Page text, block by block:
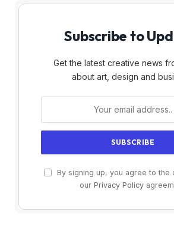
Subscribe to
Get the latest creative news
about art, design and
By signing up, you agree to the
our Privacy Policy